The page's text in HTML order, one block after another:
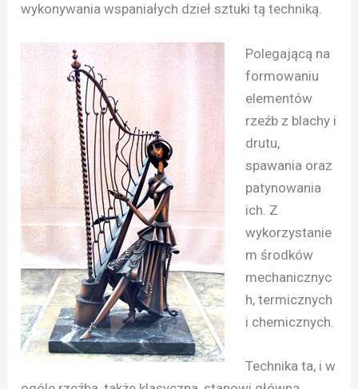
wykonywania wspaniałych dzieł sztuki tą techniką.
Polegającą na
formowaniu
elementów
rzeźb z blachy i
drutu,
spawania oraz
patynowania
ich. Z
wykorzystanie
m środków
mechanicznyc
h, termicznych
i chemicznych.
Technika ta, i w